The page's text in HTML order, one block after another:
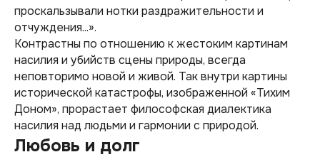
проскальзывали нотки раздражительности и
отчуждения...».
Контрастны по отношению к жестоким картинам
насилия и убийств сцены природы, всегда
неповторимо новой и живой. Так внутри картины
исторической катастрофы, изображенной «Тихим
Доном», прорастает философская диалектика
насилия над людьми и гармонии с природой.
Любовь и долг